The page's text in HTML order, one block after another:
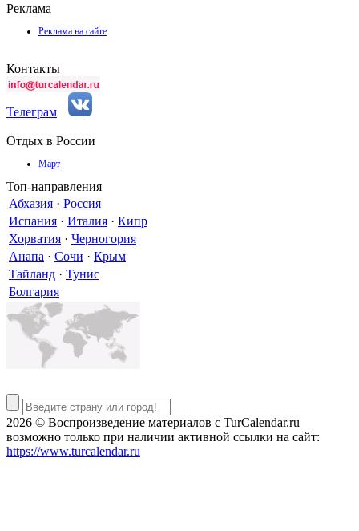
Реклама
Реклама на сайте
Контакты
Телеграм
Отдых в России
Март
Топ-направления
Абхазия · Россия
Испания · Италия · Кипр
Хорватия · Черногория
Анапа · Сочи · Крым
Тайланд · Тунис
Болгария
2026 © Воспроизведение материалов c TurCalendar.ru
возможно только при наличии активной ссылки на сайт:
https://www.turcalendar.ru